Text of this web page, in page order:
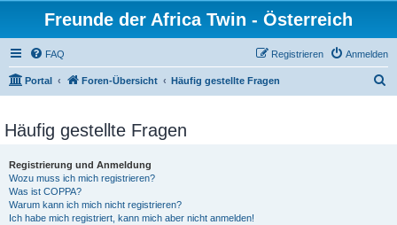
Freunde der Africa Twin - Österreich
FAQ Anmelden
Registrieren
Portal Foren-Übersicht Häufig gestellte Fragen
Häufig gestellte Fragen
Registrierung und Anmeldung
Wozu muss ich mich registrieren?
Was ist COPPA?
Warum kann ich mich nicht registrieren?
Ich habe mich registriert, kann mich aber nicht anmelden!